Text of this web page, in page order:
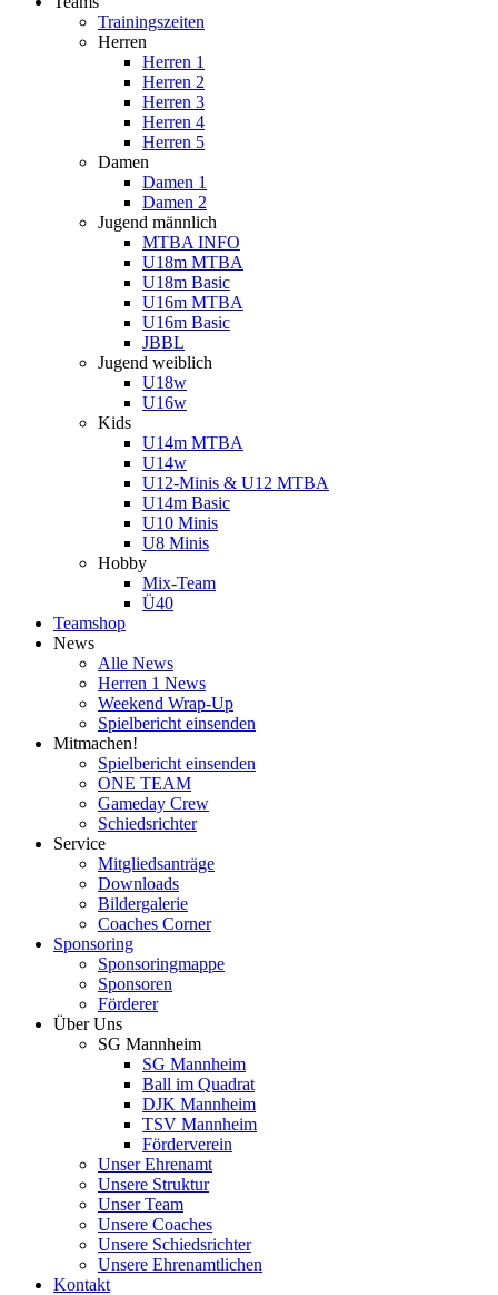
Trainingszeiten
Herren
Herren 1
Herren 2
Herren 3
Herren 4
Herren 5
Damen
Damen 1
Damen 2
Jugend männlich
MTBA INFO
U18m MTBA
U18m Basic
U16m MTBA
U16m Basic
JBBL
Jugend weiblich
U18w
U16w
Kids
U14m MTBA
U14w
U12-Minis & U12 MTBA
U14m Basic
U10 Minis
U8 Minis
Hobby
Mix-Team
Ü40
Teamshop
News
Alle News
Herren 1 News
Weekend Wrap-Up
Spielbericht einsenden
Mitmachen!
Spielbericht einsenden
ONE TEAM
Gameday Crew
Schiedsrichter
Service
Mitgliedsanträge
Downloads
Bildergalerie
Coaches Corner
Sponsoring
Sponsoringmappe
Sponsoren
Förderer
Über Uns
SG Mannheim
SG Mannheim
Ball im Quadrat
DJK Mannheim
TSV Mannheim
Förderverein
Unser Ehrenamt
Unsere Struktur
Unser Team
Unsere Coaches
Unsere Schiedsrichter
Unsere Ehrenamtlichen
Kontakt